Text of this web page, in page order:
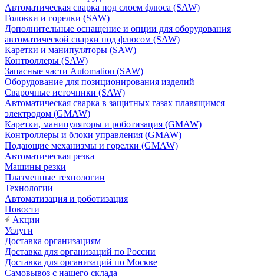
Автоматическая сварка под слоем флюса (SAW)
Головки и горелки (SAW)
Дополнительные оснащение и опции для оборудования
автоматической сварки под флюсом (SAW)
Каретки и манипуляторы (SAW)
Контроллеры (SAW)
Запасные части Automation (SAW)
Оборудование для позиционирования изделий
Сварочные источники (SAW)
Автоматическая сварка в защитных газах плавящимся
электродом (GMAW)
Каретки, манипуляторы и роботизация (GMAW)
Контроллеры и блоки управления (GMAW)
Подающие механизмы и горелки (GMAW)
Автоматическая резка
Машины резки
Плазменные технологии
Технологии
Автоматизация и роботизация
Новости
Акции
Услуги
Доставка организациям
Доставка для организаций по России
Доставка для организаций по Москве
Самовывоз с нашего склада